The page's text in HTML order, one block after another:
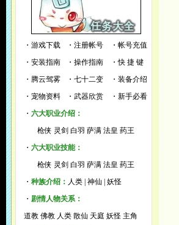
・ 游戏下载 ・ 注册帐号 ・ 帐号充值
・ 安装指南 ・ 操作指南 ・快 捷 键
・ 腾云驾雾 ・ 七十二变 ・ 装备介绍
・ 宠物资料 ・ 武器欣赏 ・ 新手必看
・ 六大职业介绍：
枪侠 灵剑 白羽 萨满 法皇 药王
・ 六大职业技能：
枪侠 灵剑 白羽 萨满 法皇 药王
・ 种族介绍： 人类 神仙
妖怪
・ 剧情人物关系：
道教 佛教 人类 散仙 天庭 妖怪 主角